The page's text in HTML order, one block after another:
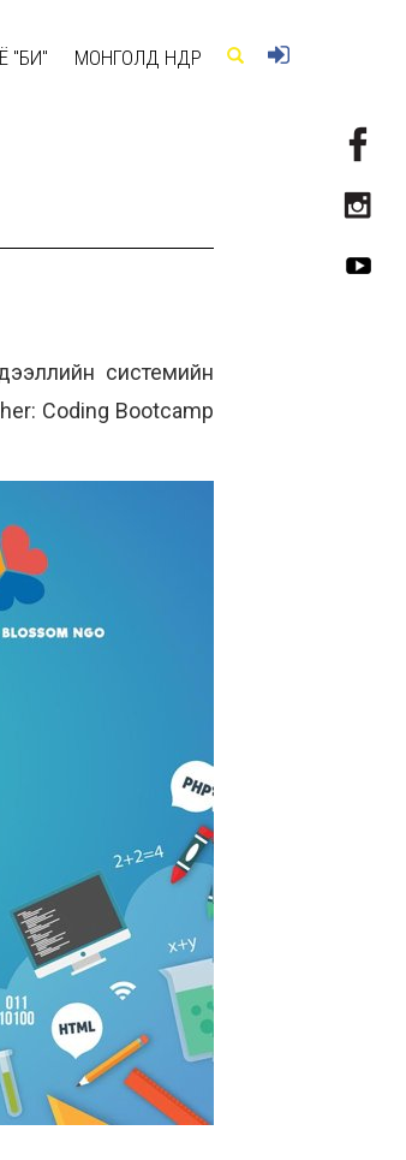
"БИ" МОНГОЛД ӨНӨӨДӨР
системийн
Coding Bootcamp